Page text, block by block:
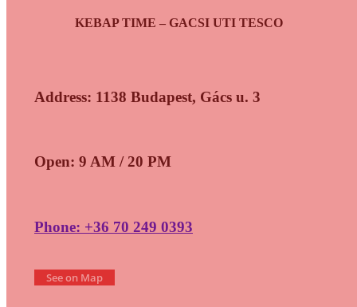
KEBAP TIME – GACSI UTI TESCO
Address: 1138 Budapest, Gács u. 3
Open: 9 AM / 20 PM
Phone: +36 70 249 0393
See on Map